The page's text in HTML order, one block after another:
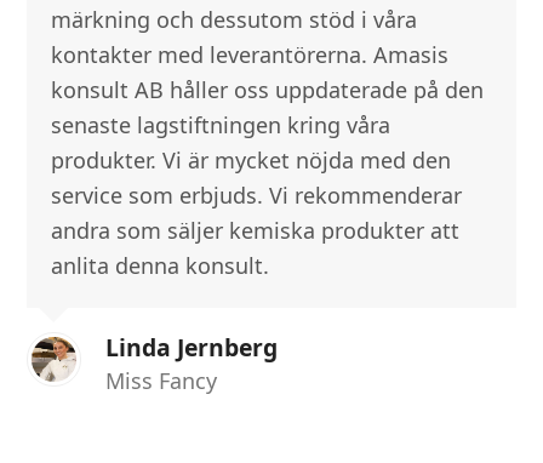
märkning och dessutom stöd i våra
kontakter med leverantörerna. Amasis
konsult AB håller oss uppdaterade på den
senaste lagstiftningen kring våra
produkter. Vi är mycket nöjda med den
service som erbjuds. Vi rekommenderar
andra som säljer kemiska produkter att
anlita denna konsult.
Linda Jernberg
Miss Fancy